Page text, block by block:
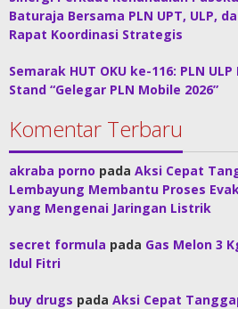
Baturaja Bersama PLN UPT, ULP,
Rapat Koordinasi Strategis
Semarak HUT OKU ke-116: PLN
Stand “Gelegar PLN Mobile 2026”
Komentar Terbaru
akraba porno pada Aksi Cepat
Lembayung Membantu Proses
yang Mengenai Jaringan Listrik
secret formula pada Gas Melon 3
Idul Fitri
buy drugs pada Aksi Cepat